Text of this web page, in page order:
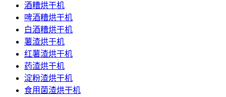
酒糟烘干机
啤酒糟烘干机
白酒糟烘干机
薯渣烘干机
红薯渣烘干机
药渣烘干机
淀粉渣烘干机
食用菌渣烘干机